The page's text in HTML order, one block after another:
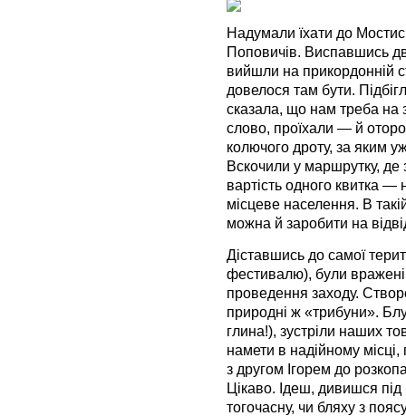
Надумали їхати до
Поповичів. Виспавшись
вийшли на прикордонній
довелося там бути.
сказала, що нам треба на
слово, проїхали — й
колючого дроту, за яким
Вскочили у маршрутку, де
вартість одного квитка
місцеве населення. В
можна й заробити на
Діставшись до самої
фестивалю), були
проведення заходу.
природні ж «трибуни».
глина!), зустріли наших
намети в надійному
з другом Ігорем до
Цікаво. Ідеш, дивишся
тогочасну, чи бляху з